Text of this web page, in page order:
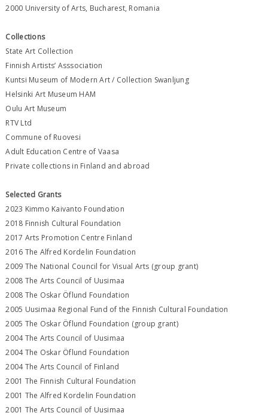
2000 University of Arts, Bucharest, Romania
Collections
State Art Collection
Finnish Artists’ Asssociation
Kuntsi Museum of Modern Art / Collection Swanljung
Helsinki Art Museum HAM
Oulu Art Museum
RTV Ltd
Commune of Ruovesi
Adult Education Centre of Vaasa
Private collections in Finland and abroad
Selected Grants
2023 Kimmo Kaivanto Foundation
2018 Finnish Cultural Foundation
2017 Arts Promotion Centre Finland
2016 The Alfred Kordelin Foundation
2009 The National Council for Visual Arts (group grant)
2008 The Arts Council of Uusimaa
2008 The Oskar Öflund Foundation
2005 Uusimaa Regional Fund of the Finnish Cultural Foundation
2005 The Oskar Öflund Foundation (group grant)
2004 The Arts Council of Uusimaa
2004 The Oskar Öflund Foundation
2004 The Arts Council of Finland
2001 The Finnish Cultural Foundation
2001 The Alfred Kordelin Foundation
2001 The Arts Council of Uusimaa